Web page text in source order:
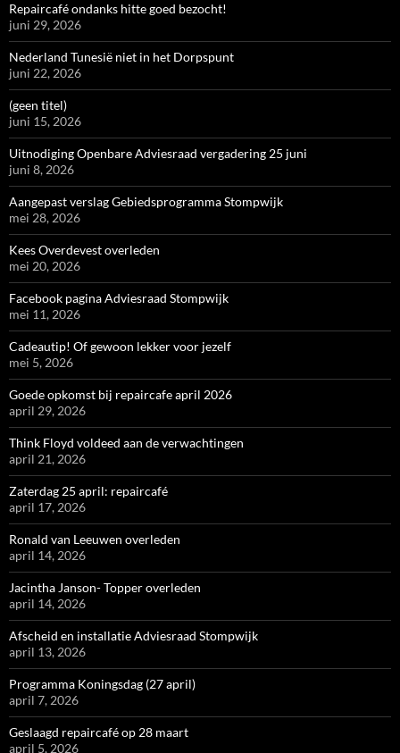
Repaircafé ondanks hitte goed bezocht!
juni 29, 2026
Nederland Tunesië niet in het Dorpspunt
juni 22, 2026
(geen titel)
juni 15, 2026
Uitnodiging Openbare Adviesraad vergadering 25 juni
juni 8, 2026
Aangepast verslag Gebiedsprogramma Stompwijk
mei 28, 2026
Kees Overdevest overleden
mei 20, 2026
Facebook pagina Adviesraad Stompwijk
mei 11, 2026
Cadeautip! Of gewoon lekker voor jezelf
mei 5, 2026
Goede opkomst bij repaircafe april 2026
april 29, 2026
Think Floyd voldeed aan de verwachtingen
april 21, 2026
Zaterdag 25 april: repaircafé
april 17, 2026
Ronald van Leeuwen overleden
april 14, 2026
Jacintha Janson- Topper overleden
april 14, 2026
Afscheid en installatie Adviesraad Stompwijk
april 13, 2026
Programma Koningsdag (27 april)
april 7, 2026
Geslaagd repaircafé op 28 maart
april 5, 2026